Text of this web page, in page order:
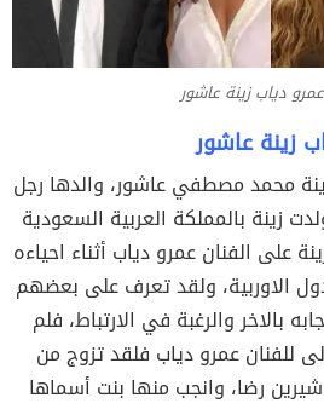
دياب زينة عاشور
زينة عاشور
محمد مصطفي عاشور، والدها رجل
زينة بالمملكة العربية السعودية
زينة على الفنان عمرو دياب أثناء احياءه
الاوربية، ولقد تعرف على بعضهم
بالاخر والرغبة في الارتباط، فلم
للفنان عمرو دياب فلقد تزوج من
رضا، وانجب منها بنت أسماها